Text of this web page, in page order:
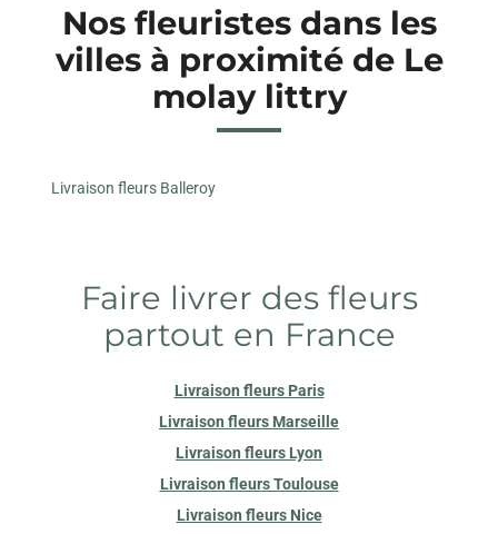
Nos fleuristes dans les
villes à proximité de Le
molay littry
Livraison fleurs Balleroy
Faire livrer des fleurs
partout en France
Livraison fleurs Paris
Livraison fleurs Marseille
Livraison fleurs Lyon
Livraison fleurs Toulouse
Livraison fleurs Nice